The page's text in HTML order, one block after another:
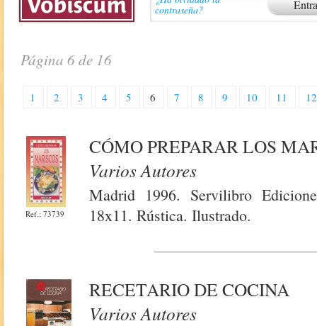
contraseña?
Página 6 de 16
1 2 3 4 5 6 7 8 9 10 11 12
Ref.: 73739
CÓMO PREPARAR LOS
Varios Autores
Madrid 1996. Servilibro
18x11. Rústica. Ilustrado.
RECETARIO DE COCINA
Varios Autores